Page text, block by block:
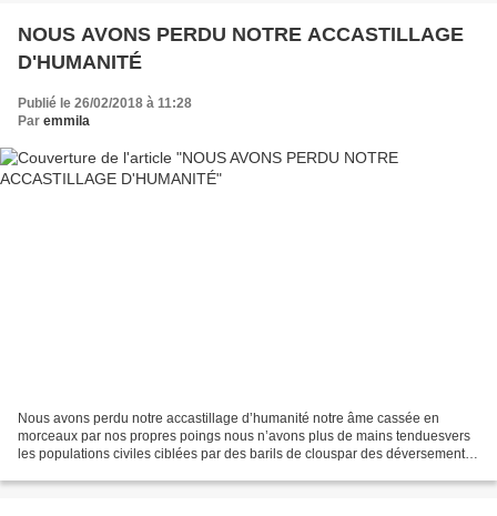
NOUS AVONS PERDU NOTRE ACCASTILLAGE
D'HUMANITÉ
Publié le 26/02/2018 à 11:28
Par emmila
Nous avons perdu notre accastillage d’humanité notre âme cassée en
morceaux par nos propres poings nous n’avons plus de mains tenduesvers
les populations civiles ciblées par des barils de clouspar des déversements